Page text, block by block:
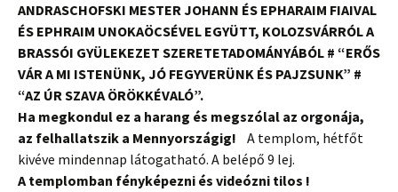
ANDRASCHOFSKI MESTER JOHANN ÉS EPHARAIM FIAIVAL
ÉS EPHRAIM UNOKAÖCSÉVEL EGYÜTT, KOLOZSVÁRRÓL A
BRASSÓI GYÜLEKEZET SZERETETADOMÁNYÁBÓL # “ERŐS
VÁR A MI ISTENÜNK, JÓ FEGYVERÜNK ÉS PAJZSUNK” #
“AZ ÚR SZAVA ÖRÖKKÉVALÓ”.
Ha megkondul ez a harang és megszólal az orgonája,
az felhallatszik a Mennyországig!
A templom, hétfőt
kivéve mindennap látogatható. A belépő 9 lej.
A templomban fényképezni és videózni tilos !